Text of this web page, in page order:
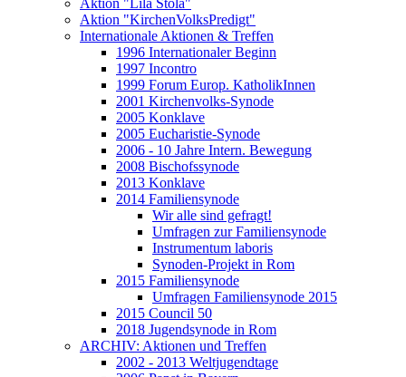
Aktion "Lila Stola"
Aktion "KirchenVolksPredigt"
Internationale Aktionen & Treffen
1996 Internationaler Beginn
1997 Incontro
1999 Forum Europ. KatholikInnen
2001 Kirchenvolks-Synode
2005 Konklave
2005 Eucharistie-Synode
2006 - 10 Jahre Intern. Bewegung
2008 Bischofssynode
2013 Konklave
2014 Familiensynode
Wir alle sind gefragt!
Umfragen zur Familiensynode
Instrumentum laboris
Synoden-Projekt in Rom
2015 Familiensynode
Umfragen Familiensynode 2015
2015 Council 50
2018 Jugendsynode in Rom
ARCHIV: Aktionen und Treffen
2002 - 2013 Weltjugendtage